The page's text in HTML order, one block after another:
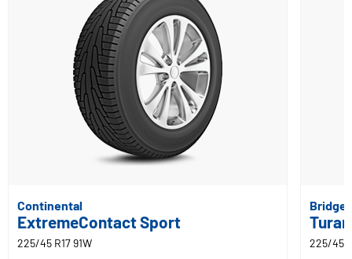
Continental
ExtremeContact Sport
225/45 R17 91W 225/45